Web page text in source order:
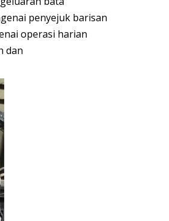
penyejuk barisan
operasi harian
dan